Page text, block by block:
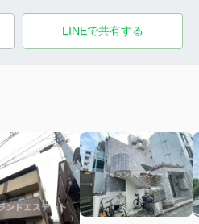
LINEで共有する